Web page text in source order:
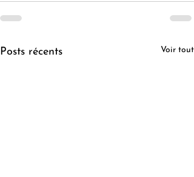
Posts récents Voir tout